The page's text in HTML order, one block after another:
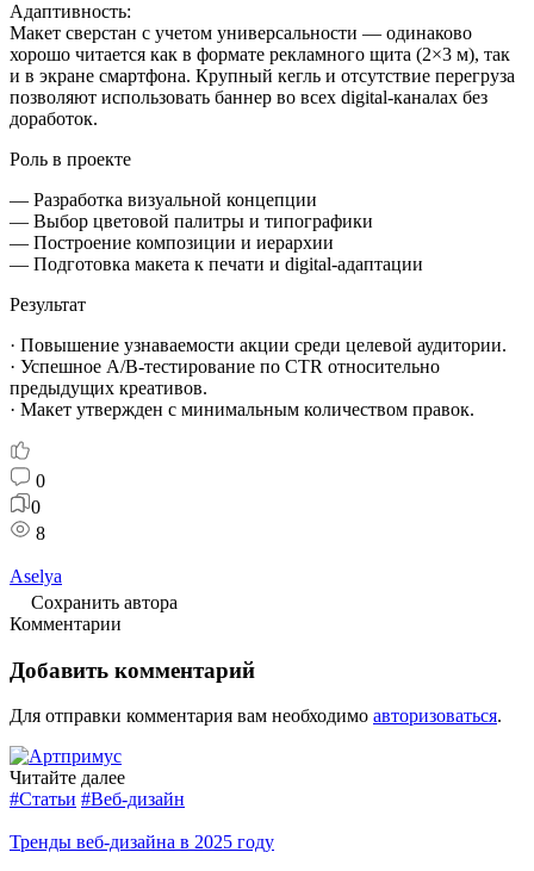
Адаптивность:
Макет сверстан с учетом универсальности — одинаково
хорошо читается как в формате рекламного щита (2×3 м), так
и в экране смартфона. Крупный кегль и отсутствие перегруза
позволяют использовать баннер во всех digital-каналах без
доработок.
Роль в проекте
— Разработка визуальной концепции
— Выбор цветовой палитры и типографики
— Построение композиции и иерархии
— Подготовка макета к печати и digital-адаптации
Результат
· Повышение узнаваемости акции среди целевой аудитории.
· Успешное A/B-тестирование по CTR относительно
предыдущих креативов.
· Макет утвержден с минимальным количеством правок.
0
0
8
Aselya
Сохранить автора
Комментарии
Добавить комментарий
Для отправки комментария вам необходимо авторизоваться.
Читайте далее
#Статьи #Веб-дизайн
Тренды веб-дизайна в 2025 году